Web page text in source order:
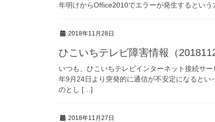
年明けからOffice2010でエラーが発生するという
2018年11月28日
ひこいちテレビ障害情報（
いつも、ひこいちテレビインターネット接続サ
年9月24日より突発的に通信が不安定になると
のとし […]
2018年11月27日